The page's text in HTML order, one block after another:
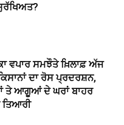
ਵਪਾਰ ਸਮਝੌਤੇ ਖ਼ਿਲਾਫ਼ ਅੱਜ
ਦਾ ਰੋਸ ਪ੍ਰਦਰਸ਼ਨ,
ਤੇ ਆਗੂਆਂ ਦੇ ਘਰਾਂ ਬਾਹਰ
ਤਿਆਰੀ